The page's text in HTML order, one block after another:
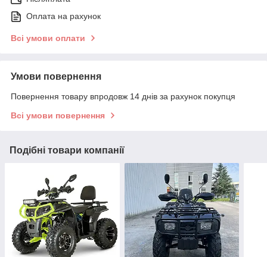
Оплата на рахунок
Всі умови оплати
Умови повернення
Повернення товару впродовж 14 днів за рахунок покупця
Всі умови повернення
Подібні товари компанії